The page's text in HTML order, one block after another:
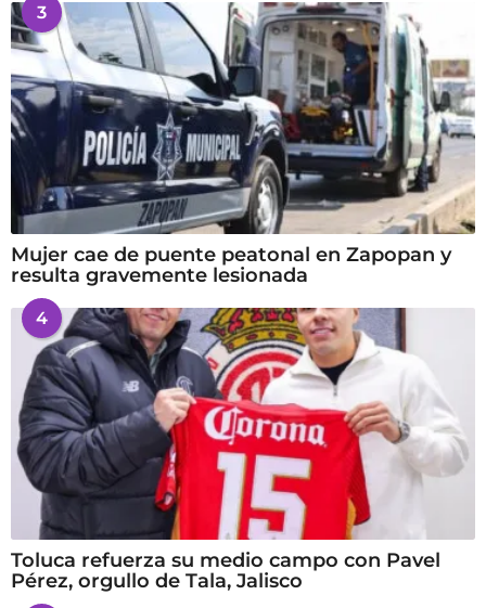
3
Mujer cae de puente peatonal en Zapopan y
resulta gravemente lesionada
4
Toluca refuerza su medio campo con Pavel
Pérez, orgullo de Tala, Jalisco